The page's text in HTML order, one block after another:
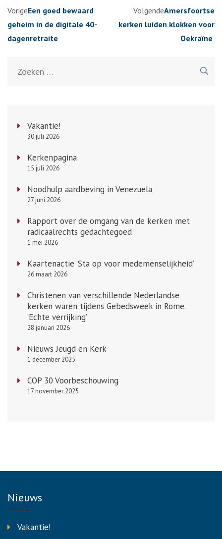
Berichtennavigatie
VorigeEen goed bewaard
geheim in de digitale 40-
dagenretraite
VolgendeAmersfoortse
kerken luiden klokken voor
Oekraïne
Vakantie!
30 juli 2026
Kerkenpagina
15 juli 2026
Noodhulp aardbeving in Venezuela
27 juni 2026
Rapport over de omgang van de kerken met
radicaalrechts gedachtegoed
1 mei 2026
Kaartenactie ‘Sta op voor medemenselijkheid’
26 maart 2026
Christenen van verschillende Nederlandse
kerken waren tijdens Gebedsweek in Rome.
‘Echte verrijking’
28 januari 2026
Nieuws Jeugd en Kerk
1 december 2025
COP 30 Voorbeschouwing
17 november 2025
Nieuws
Vakantie!